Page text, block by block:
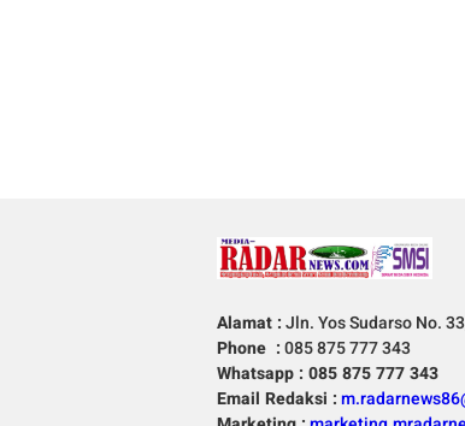
Alamat :Jln. Yos Sudarso No.
Phone :085 875 777 343
Whatsapp : 085 875 777 343
Email Redaksi :